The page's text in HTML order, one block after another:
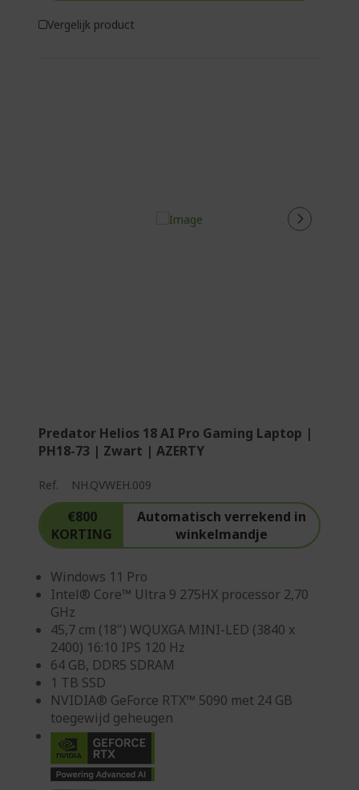
Vergelijk product
Predator Helios 18 AI Pro Gaming Laptop |
PH18-73 | Zwart | AZERTY
Ref. NH.QVWEH.009
€800
KORTING
Automatisch verrekend in
winkelmandje
Windows 11 Pro
Intel® Core™ Ultra 9 275HX processor 2,70
GHz
45,7 cm (18") WQUXGA MINI-LED (3840 x
2400) 16:10 IPS 120 Hz
64 GB, DDR5 SDRAM
1 TB SSD
NVIDIA® GeForce RTX™ 5090 met 24 GB
toegewijd geheugen